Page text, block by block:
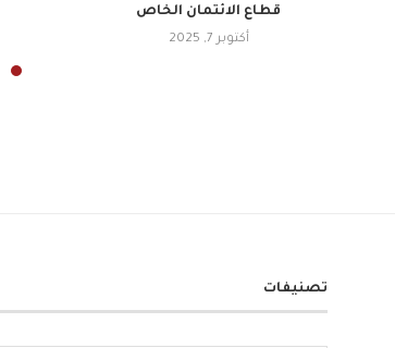
قطاع الائتمان الخاص
أكتوبر 7, 2025
تصنيفات